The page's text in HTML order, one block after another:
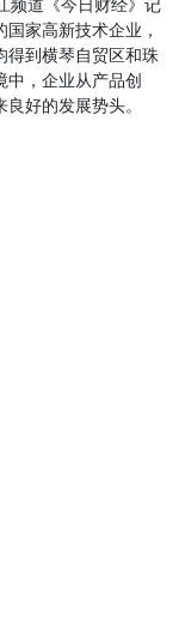
频道《今日财经》记
家高新技术企业，
得到横琴自贸区和珠
，企业从产品创
好的发展势头。